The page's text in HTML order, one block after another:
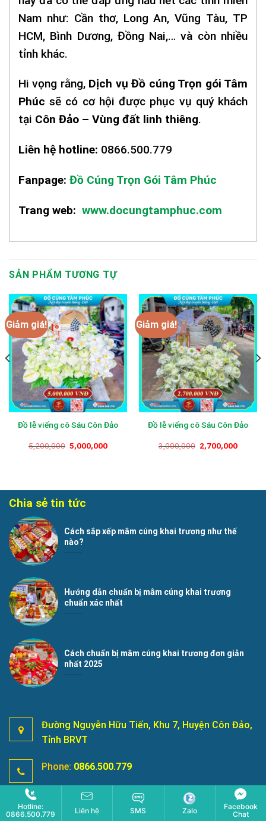
Nam như: Cần thơ, Long An, Vũng Tàu, TP
HCM, Bình Dương, Đồng Nai,… và còn nhiều
tỉnh khác.
Hi vọng rằng,Dịch vụ Đồ cúng Trọn gói Tâm
Phúc sẽ có cơ hội được phục vụ quý khách
tại Côn Đảo – Vùng đất linh thiêng.
Liên hệ hotline: 0866.500.779
Fanpage: Đồ Cúng Trọn Gói Tâm Phúc
Trang web: www.docungtamphuc.com
SẢN PHẨM TƯƠNG TỰ
Giảm giá!
Đồ lễ viếng cô Sáu Côn Đảo
5,200,000 Giá
gốc
5,000,000Giá
Giảm giá!
Đồ lễ viếng cô Sáu Côn Đảo
3,000,000 Giá
gốc
2,700,000Giá
Chia sẻ tin tức
Cách sắp xếp mâm cúng khai trương như thế
nào?
Hướng dẫn chuẩn bị mâm cúng khai trương
chuẩn xác nhất
Cách chuẩn bị mâm cúng khai trương đơn giản
nhất 2025
Đường Nguyễn Hữu Tiến, Khu 7, Huyện Côn Đảo,
Tỉnh BRVT
Phone: 0866.500.779
0866.500.779
Hotline:
0866.500.779
Liên hệ SMS Zalo
Facebook
Chat